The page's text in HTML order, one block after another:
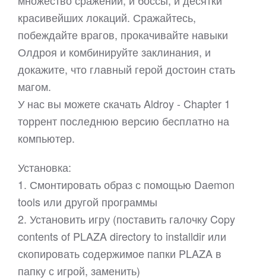
красивейших локаций. Сражайтесь,
побеждайте врагов, прокачивайте навыки
Олдроя и комбинируйте заклинания, и
докажите, что главный герой достоин стать
магом.
У нас вы можете скачать Aldroy - Chapter 1
торрент последнюю версию бесплатно на
компьютер.
Установка:
1. Смонтировать образ с помощью Daemon
tools или другой программы
2. Установить игру (поставить галочку Copy
contents of PLAZA directory to installdir или
скопировать содержимое папки PLAZA в
папку с игрой, заменить)